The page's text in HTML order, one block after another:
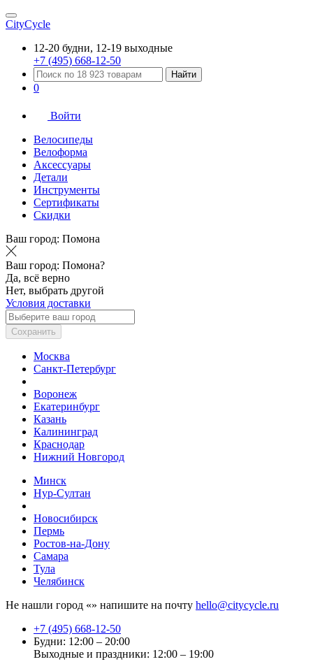
CityCycle
12-20 будни, 12-19 выходные
+7 (495) 668-12-50
Найти
0
Войти
Велосипеды
Велоформа
Аксессуары
Детали
Инструменты
Сертификаты
Скидки
Ваш город: Помона
Ваш город: Помона?
Да, всё верно
Нет, выбрать другой
Условия доставки
Сохранить
Москва
Санкт-Петербург
Воронеж
Екатеринбург
Казань
Калининград
Краснодар
Нижний Новгород
Минск
Нур-Султан
Новосибирск
Пермь
Ростов-на-Дону
Самара
Тула
Челябинск
Не нашли город «» напишите на почту hello@citycycle.ru
+7 (495) 668-12-50
Будни: 12:00 – 20:00
Выходные и праздники: 12:00 – 19:00